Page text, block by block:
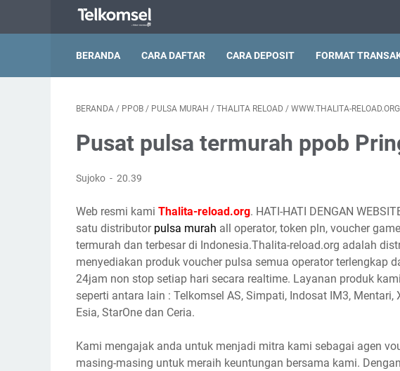
BERANDA CARA DAFTAR CARA DEPOSIT FORMAT
BERANDA / PPOB / PULSA MURAH / THALITA RELOAD / WWW.THALITA-RELOAD.ORG
Pusat pulsa termurah ppob
Sujoko 20.39
Web resmi kami Thalita-reload.org. HATI-HATI DENGAN
satu distributor pulsa murah all operator, token pln, voucher
termurah dan terbesar di Indonesia.Thalita-reload.org adalah
menyediakan produk voucher pulsa semua operator terlengkap
24jam non stop setiap hari secara realtime. Layanan produk
seperti antara lain : Telkomsel AS, Simpati, Indosat IM3, Mentari,
Esia, StarOne dan Ceria.
Kami mengajak anda untuk menjadi mitra kami sebagai agen
masing-masing untuk meraih keuntungan bersama kami.